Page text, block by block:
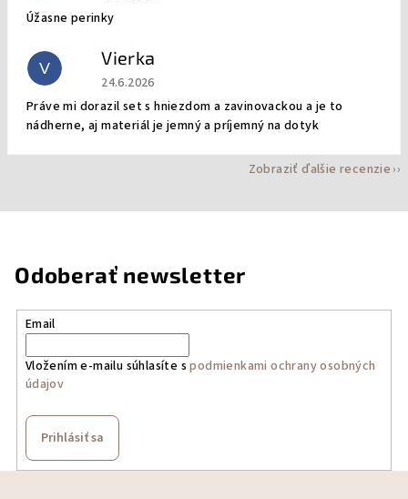
Úžasne perinky
V Vierka
Hodnotenie obchodu je 5 z 5 hviezdičiek.
24.6.2026
Práve mi dorazil set s hniezdom a zavinovackou a je to
nádherne, aj materiál je jemný a príjemný na dotyk
Zobraziť ďalšie recenzie
Odoberať newsletter
Email
Vložením e-mailu súhlasíte spodmienkami ochrany osobných
údajov
Prihlásiť sa